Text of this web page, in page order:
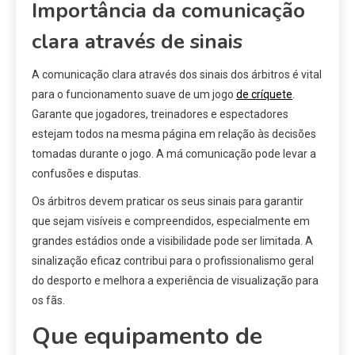
Importância da comunicação
clara através de sinais
A comunicação clara através dos sinais dos árbitros é vital
para o funcionamento suave de um jogo de críquete.
Garante que jogadores, treinadores e espectadores
estejam todos na mesma página em relação às decisões
tomadas durante o jogo. A má comunicação pode levar a
confusões e disputas.
Os árbitros devem praticar os seus sinais para garantir
que sejam visíveis e compreendidos, especialmente em
grandes estádios onde a visibilidade pode ser limitada. A
sinalização eficaz contribui para o profissionalismo geral
do desporto e melhora a experiência de visualização para
os fãs.
Que equipamento de